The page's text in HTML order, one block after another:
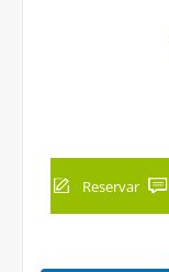
Reservar